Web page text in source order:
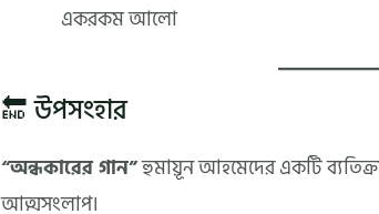
একরকম আলো
🔚 উপসংহার
“অন্ধকারের গান”হুমায়ূন আহমেদের একটি
আত্মসংলাপ।